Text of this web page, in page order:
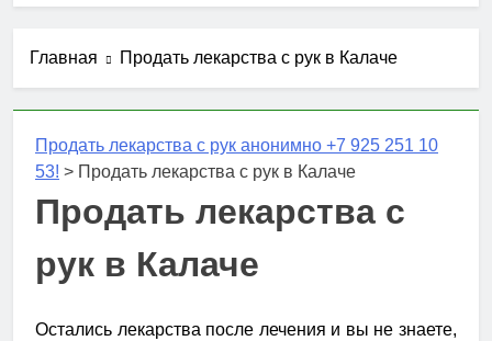
Главная Продать лекарства с рук в Калаче
Продать лекарства с рук анонимно +7 925 251 10
53! > Продать лекарства с рук в Калаче
Продать лекарства с
рук в Калаче
Остались лекарства после лечения и вы не знаете,